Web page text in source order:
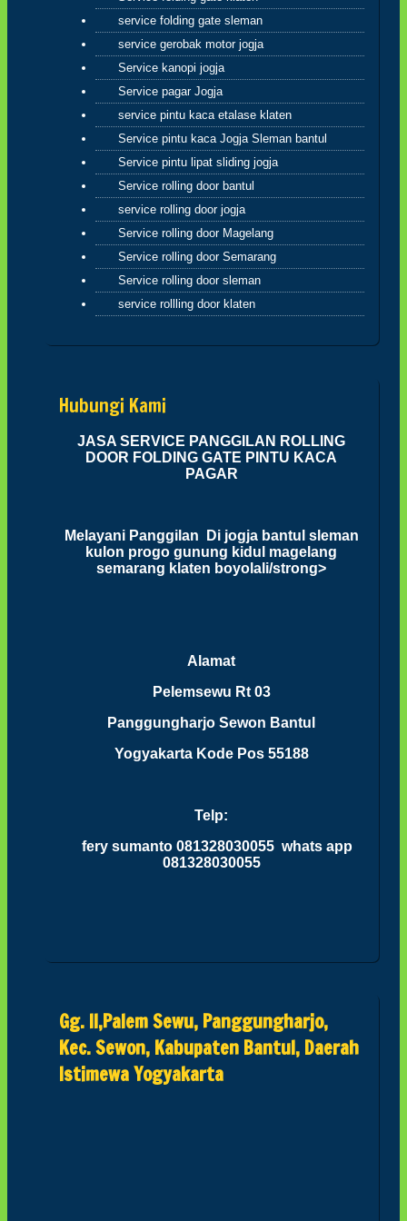
itu untuk dirimu sendiri(Q.S.17:7) tiada
yang tertukar atau meleset jangan pernah
salahkan keadaan atau orang lain karena
semua perbuatan kita pasti kembali
kepada diri kita sendiri
hikmah 4
Apabila telah ditunaikan sholat,maka
bertebaranlah kamu dimuka bumi dan
carilah karunia Allah dan ingatlah allah
banyak-banyak agar kamu beruntung
(Q.S.62:10)
Sahabatku..karunia Allah tak hanya
berbentuk uang,bisa
ilmu,hikmah,kesehatan,silaturahmi,kekuatan
iman dan lain-lain. Insyaallah semua jadi
service folding gate sleman
service gerobak motor jogja
Service kanopi jogja
Service pagar Jogja
service pintu kaca etalase klaten
Service pintu kaca Jogja Sleman bantul
Service pintu lipat sliding jogja
Service rolling door bantul
service rolling door jogja
Service rolling door Magelang
Service rolling door Semarang
Service rolling door sleman
service rollling door klaten
Hubungi Kami
JASA SERVICE PANGGILAN ROLLING
DOOR FOLDING GATE PINTU KACA
PAGAR
Melayani Panggilan Di jogja bantul sleman
kulon progo gunung kidul magelang
semarang klaten boyolali/strong>
Alamat
Pelemsewu Rt 03
Panggungharjo Sewon Bantul
Yogyakarta Kode Pos 55188
Telp:
fery sumanto 081328030055 whats app
081328030055
Gg. II,Palem Sewu, Panggungharjo,
Kec. Sewon, Kabupaten Bantul, Daerah
Istimewa Yogyakarta